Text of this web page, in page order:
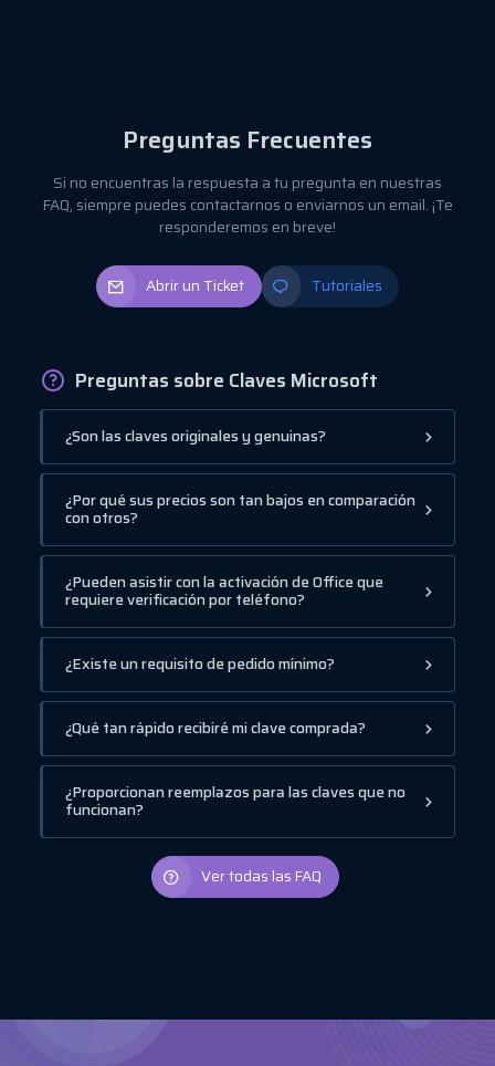
Preguntas Frecuentes
Si no encuentras la respuesta a tu pregunta en nuestras
FAQ, siempre puedes contactarnos o enviarnos un email. ¡Te
responderemos en breve!
Abrir un Ticket Tutoriales
Preguntas sobre Claves Microsoft
¿Son las claves originales y genuinas?
¿Por qué sus precios son tan bajos en comparación
con otros?
¿Pueden asistir con la activación de Office que
requiere verificación por teléfono?
¿Existe un requisito de pedido mínimo?
¿Qué tan rápido recibiré mi clave comprada?
¿Proporcionan reemplazos para las claves que no
funcionan?
Ver todas las FAQ